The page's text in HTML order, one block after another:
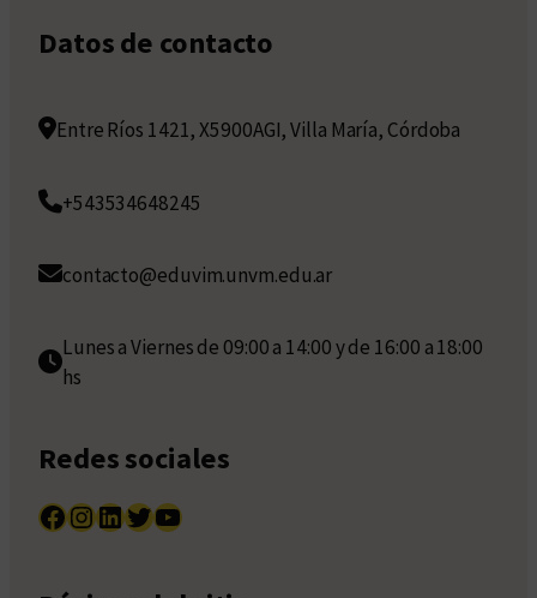
Datos de contacto
Entre Ríos 1421, X5900AGI, Villa María, Córdoba
+543534648245
contacto@eduvim.unvm.edu.ar
Lunes a Viernes de 09:00 a 14:00 y de 16:00 a 18:00
hs
Redes sociales
Facebook InstagramLinkedIn Twitter YouTube